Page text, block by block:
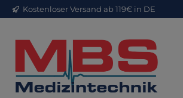
Hauptinhalt springen
Zur Suche springen
Zur Hauptnavigation springen
Kostenloser Versand ab 119€ in DE